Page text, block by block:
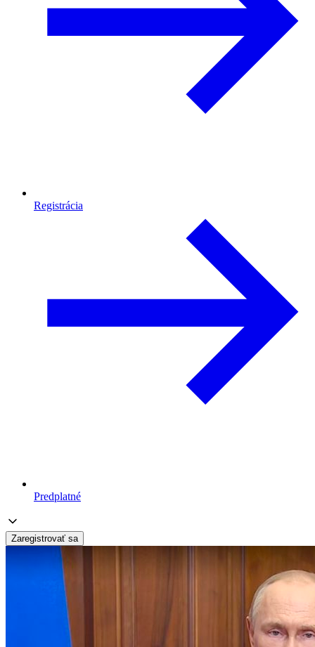
Registrácia
Predplatné
Zaregistrovať sa